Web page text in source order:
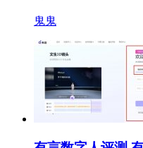
鬼鬼